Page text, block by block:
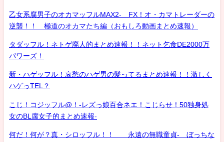
乙女系腐男子のオカマッフルMAX2- FX！オ・カマトレーダーの
逆襲！！ 極道のオカマたち編（おもしろ動画まとめ速報）
タダッフル！ネトゲ廃人的まとめ速報！！ネット乞食DE2000万
パワーズ！
新・ハゲッフル！哀愁のハゲ男の髪ってるまとめ速報！！激しく
ハゲっTEL？
こじ！コジッフル@！-レズっ娘百合ネエ！こじらせ！50独身処
女のBL腐女子的まとめ速報-
何だ！何が？真・シロッフル！！ 永遠の無職童貞- ぼっちな